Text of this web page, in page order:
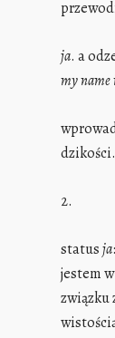
ja. a
my name
dzikości.
2.
statusja
jestem
związku